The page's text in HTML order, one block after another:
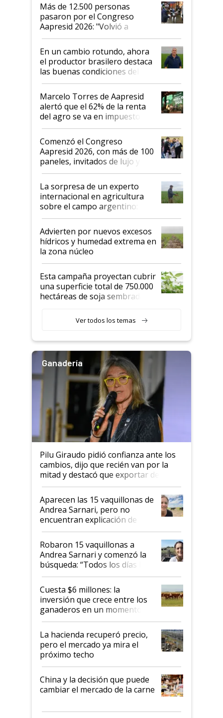
Más de 12.500 personas
pasaron por el Congreso
Aapresid 2026: "Volvió a
demostrar que hablar del
suelo es hablar de todo el
sistema productivo"
En un cambio rotundo, ahora
el productor brasilero destaca
las buenas condiciones del
agro argentino para invertir:
"Los veo más motivados"
Marcelo Torres de Aapresid
alertó que el 62% de la renta
del agro se va en impuestos:
"No es bueno que en
Argentina se sigan discutiendo
las mismas cosas de hace 50
años"
Comenzó el Congreso
Aapresid 2026, con más de 100
paneles, invitados de lujo y
todas las tendencias
La sorpresa de un experto
internacional en agricultura
sobre el campo argentino:
"Estoy muy impresionado"
Advierten por nuevos excesos
hídricos y humedad extrema en
la zona núcleo
Esta campaña proyectan cubrir
una superficie total de 750.000
hectáreas de soja sembradas
variedades que marcan un
salto tecnológico en genética y
Ver todos los temas
Ganadería
Pilu Giraudo pidió confianza ante los
cambios, dijo que recién van por la
mitad y destacó que exportar dejó de
ser "para unos pocos": "Tenemos un
mandato muy claro del gobierno
nacional"
Aparecen las 15 vaquillonas de
Andrea Sarnari, pero no
encuentran explicación de
cómo llegaron allí
Robaron 15 vaquillonas a
Andrea Sarnari y comenzó la
búsqueda: “Todos los días le
toca a algún productor”
Cuesta $6 millones: la
inversión que crece entre los
ganaderos en un momento
histórico para la actividad
La hacienda recuperó precio,
pero el mercado ya mira el
próximo techo
China y la decisión que puede
cambiar el mercado de la carne